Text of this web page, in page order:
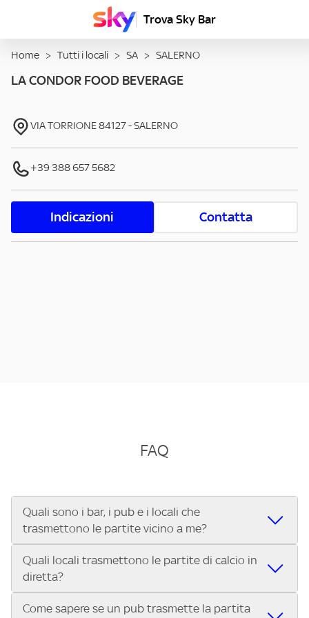
Trova Sky Bar
Home > Tutti i locali > SA > SALERNO
LA CONDOR FOOD BEVERAGE
VIA TORRIONE84127-SALERNO
+39 388 657 5682
Indicazioni Contatta
FAQ
Quali sono i bar, i pub e i locali che
trasmettono le partite vicino a me?
Se cerchi un bar, pub, ristorante o locale vicino a te per
vedere le partite di Serie A ENILIVE, la Serie C Sky Wifi, la
UEFA Champions League, la UEFA Europa League, la UEFA
Conference League, il Tennis, la Formula 1®, la MotoGP™ e
Quali locali trasmettono le partite di calcio in
diretta?
Vuoi sapere quali bar, pub o ristoranti mostrano le partite
Come sapere se un pub trasmette la partita